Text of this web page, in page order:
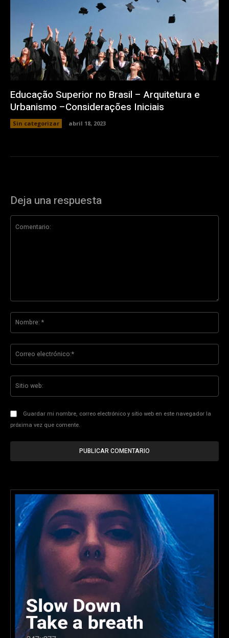
Educação Superior no Brasil – Arquitetura e
Urbanismo –Considerações Iniciais
Sin categorizar abril 18, 2023
Deja una respuesta
Guardar mi nombre, correo electrónico y sitio web en este navegador la
próxima vez que comente.